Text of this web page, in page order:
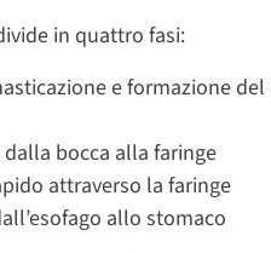
in quattro fasi:
e formazione del
bocca alla faringe
attraverso la faringe
allo stomaco